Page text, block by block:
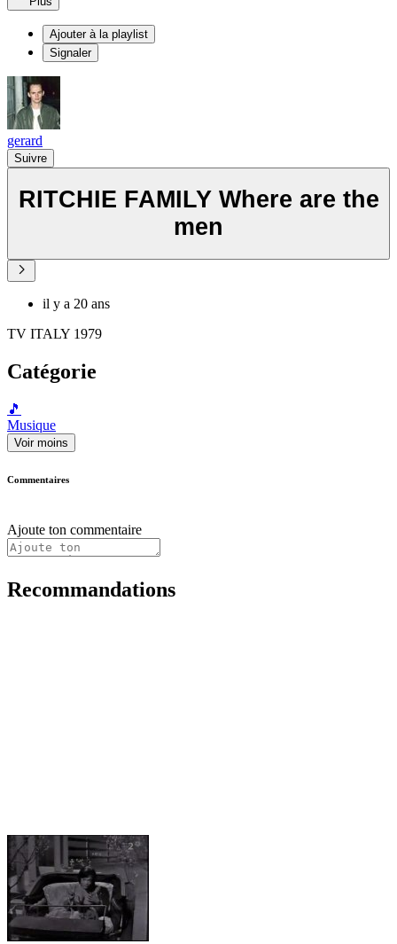
Ajouter à la playlist
Signaler
gerard
Suivre
RITCHIE FAMILY Where are the
men
il y a 20 ans
TV ITALY 1979
Catégorie
🎵
Musique
Voir moins
Commentaires
Ajoute ton commentaire
Recommandations